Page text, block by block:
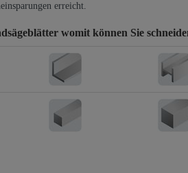
erreicht.
womit können Sie